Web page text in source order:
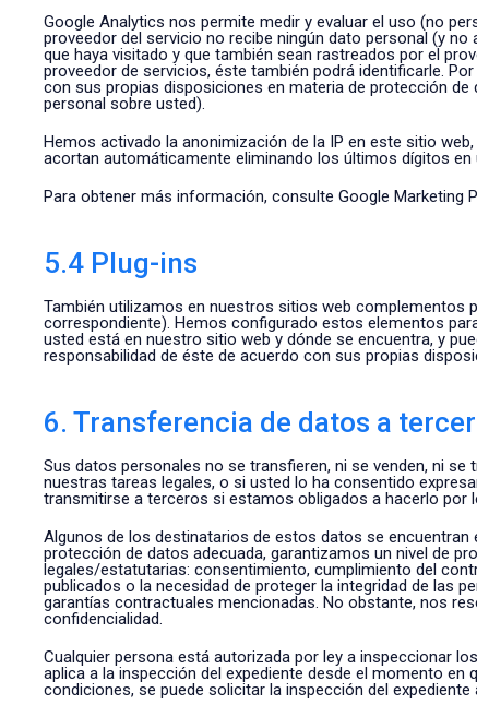
Google Analytics nos permite medir y evaluar el uso (no
proveedor del servicio no recibe ningún dato personal (y
que haya visitado y que también sean rastreados por el
proveedor de servicios, éste también podrá identificarle.
con sus propias disposiciones en materia de protección
personal sobre usted).
Hemos activado la anonimización de la IP en este sitio
acortan automáticamente eliminando los últimos dígitos en
Para obtener más información, consulte Google Marketing
5.4 Plug-ins
También utilizamos en nuestros sitios web complementos
correspondiente). Hemos configurado estos elementos
usted está en nuestro sitio web y dónde se encuentra, y
responsabilidad de éste de acuerdo con sus propias
6. Transferencia de datos a
Sus datos personales no se transfieren, ni se venden, ni
nuestras tareas legales, o si usted lo ha consentido
transmitirse a terceros si estamos obligados a hacerlo por
Algunos de los destinatarios de estos datos se
protección de datos adecuada, garantizamos un nivel de
legales/estatutarias: consentimiento, cumplimiento del
publicados o la necesidad de proteger la integridad de las
garantías contractuales mencionadas. No obstante, nos
confidencialidad.
Cualquier persona está autorizada por ley a inspeccionar
aplica a la inspección del expediente desde el momento
condiciones, se puede solicitar la inspección del